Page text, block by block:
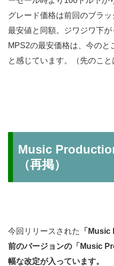
グレード価格は前回のブラ
最安値と同額。ジワジワ下が
MPS2の最安価格は、今のと
と感じています。（先のこと
Music
（再掲）
今回リリースされた 「
前のバージョンの「Music
幅な改定が入っています。